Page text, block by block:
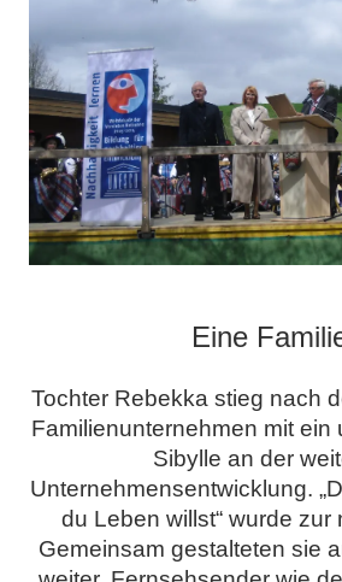
Eine
Tochter Rebekka stieg nach
Familienunternehmen mit ein
Sibylle an der
Unternehmensentwicklung.
du Leben willst“ wurde zur
Gemeinsam gestalteten sie